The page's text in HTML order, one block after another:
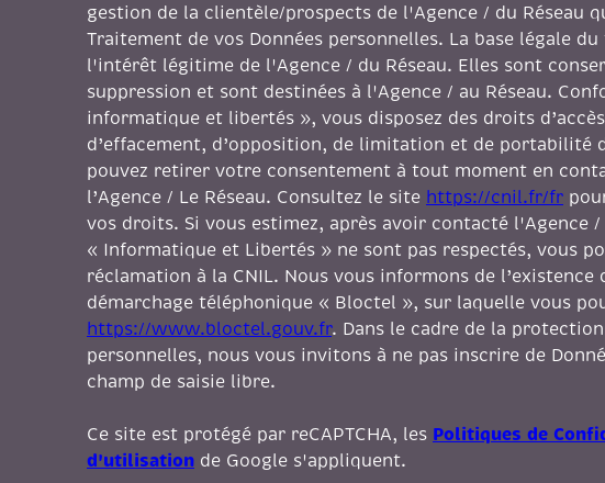
gestion de la clientèle/prospects de l'Agence / du Réseau
Traitement de vos Données personnelles. La base légale
l'intérêt légitime de l'Agence / du Réseau. Elles sont
suppression et sont destinées à l'Agence / au Réseau.
informatique et libertés », vous disposez des droits
d’effacement, d’opposition, de limitation et de portabilité
pouvez retirer votre consentement à tout moment en
l’Agence / Le Réseau. Consultez le site https://cnil.fr/fr
vos droits. Si vous estimez, après avoir contacté l'Agence
« Informatique et Libertés » ne sont pas respectés, vous
réclamation à la CNIL. Nous vous informons de
démarchage téléphonique « Bloctel », sur laquelle vous
https://www.bloctel.gouv.fr. Dans le cadre de la
personnelles, nous vous invitons à ne pas inscrire de
champ de saisie libre.
Ce site est protégé par reCAPTCHA, les Politiques de
d'utilisation de Google s'appliquent.